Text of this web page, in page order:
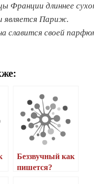
Франции длиннее
является Париж.
славится своей
Беззвучный как
пишется?